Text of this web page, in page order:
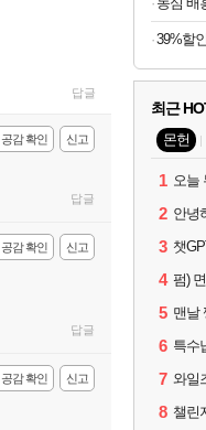
답글
신고
공감 확인
답글
신고
공감 확인
답글
신고
공감 확인
최근
몬헌
1 오늘
2 안녕
3
4 펌)
5
6 특수
7 와일
8 챌린